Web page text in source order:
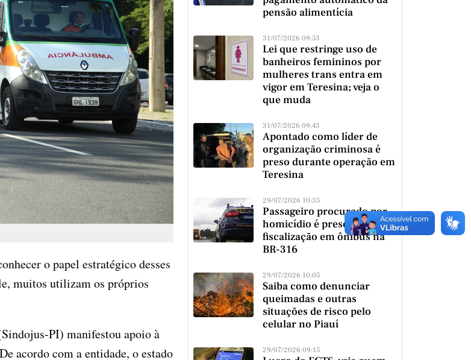
o papel estratégico desses
muitos utilizam os próprios
PI) manifestou apoio à
acordo com a entidade, o estado
pensão alimentícia
31/07/2026 09:53
Lei que restringe uso de
banheiros femininos por
mulheres trans entra em
vigor em Teresina; veja o
que muda
31/07/2026 09:43
Apontado como líder de
organização criminosa é
preso durante operação em
Teresina
29/07/2026 10:35
Passageiro procurado por
homicídio é preso durante
fiscalização em ônibus na
BR-316
29/07/2026 10:05
Saiba como denunciar
queimadas e outras
situações de risco pelo
celular no Piauí
29/07/2026 09:15